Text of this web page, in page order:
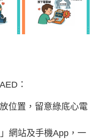
：
位置，留意綠底心電
」網站及手機App，一